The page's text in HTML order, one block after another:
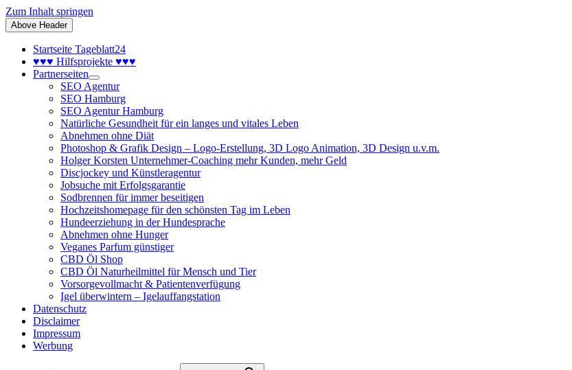
Zum Inhalt springen
Above Header
Startseite Tageblatt24
♥♥♥ Hilfsprojekte ♥♥♥
Partnerseiten
SEO Agentur
SEO Hamburg
SEO Agentur Hamburg
Natürliche Gesundheit für ein langes und vitales Leben
Abnehmen ohne Diät
Photoshop & Grafik Design – Logo-Erstellung, 3D Logo Animation, 3D Design u.v.m.
Holger Korsten Unternehmer-Coaching mehr Kunden, mehr Geld
Discjockey und Künstleragentur
Jobsuche mit Erfolgsgarantie
Sodbrennen für immer beseitigen
Hochzeitshomepage für den schönsten Tag im Leben
Hundeerziehung in der Hundesprache
Abnehmen ohne Hunger
Veganes Parfum günstiger
CBD Öl Shop
CBD Öl Naturheilmittel für Mensch und Tier
Vorsorgevollmacht & Patientenverfügung
Igel überwintern – Igelauffangstation
Datenschutz
Disclaimer
Impressum
Werbung